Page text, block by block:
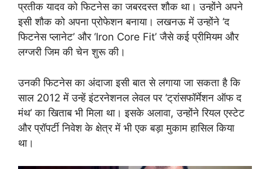
प्रतीक यादव को फिटनेस का जबरदस्त शौक था। उन्होंने अपने
इसी शौक को अपना प्रोफेशन बनाया। लखनऊ में उन्होंने ‘द
फिटनेस प्लानेट’ और ‘Iron Core Fit’ जैसे कई प्रीमियम और
लग्जरी जिम की चेन शुरू की।
उनकी फिटनेस का अंदाजा इसी बात से लगाया जा सकता है कि
साल 2012 में उन्हें इंटरनेशनल लेवल पर ‘ट्रांसफॉर्मेशन ऑफ द
मंथ’ का खिताब भी मिला था। इसके अलावा, उन्होंने रियल एस्टेट
और प्रॉपर्टी निवेश के क्षेत्र में भी एक बड़ा मुकाम हासिल किया
था।